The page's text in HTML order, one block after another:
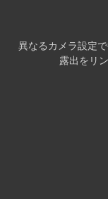
異なるカメラ設定
露出をリ